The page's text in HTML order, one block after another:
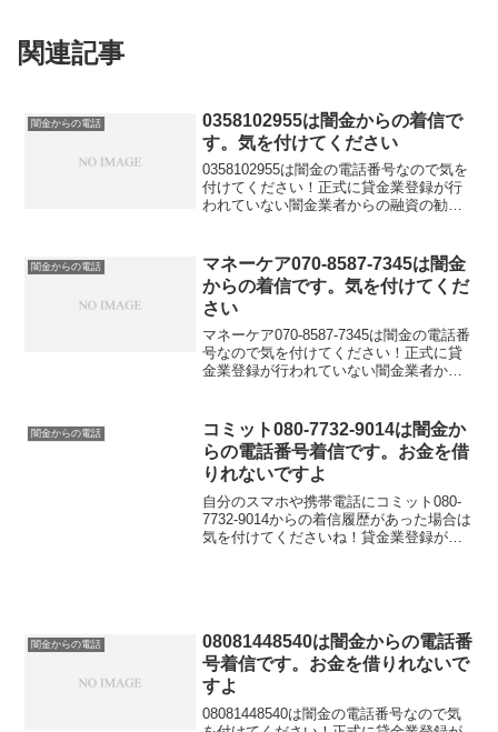
関連記事
闇金からの電話
0358102955は闇金からの着信で
す。気を付けてください
0358102955は闇金の電話番号なので気を
付けてください！正式に貸金業登録が行
われていない闇金業者からの融資の勧誘
らすぐにご融資可能なので条件だけでも
聞いてください...
闇金からの電話
マネーケア070-8587-7345は闇金
からの着信です。気を付けてくだ
さい
マネーケア070-8587-7345は闇金の電話番
号なので気を付けてください！正式に貸
金業登録が行われていない闇金業者から
か？」「今ならすぐにご融資可能なので
条件だけで...
闇金からの電話
コミット080-7732-9014は闇金か
らの電話番号着信です。お金を借
りれないですよ
自分のスマホや携帯電話にコミット080-
7732-9014からの着信履歴があった場合は
気を付けてくださいね！貸金業登録が行
闇金からの電話
08081448540は闇金からの電話番
号着信です。お金を借りれないで
すよ
08081448540は闇金の電話番号なので気